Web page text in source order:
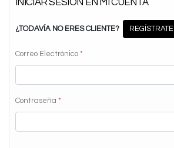
INICIAR SESIÓN EN MI CUENTA
¿TODAVÍA NO ERES CLIENTE? REGÍSTRATE
Correo Electrónico *
Contraseña *